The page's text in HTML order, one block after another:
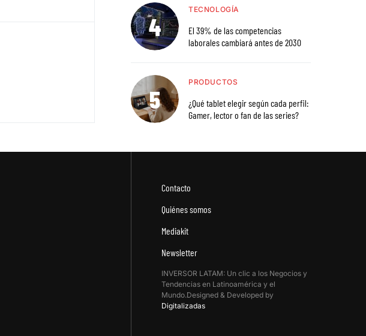
TECNOLOGÍA
El 39% de las competencias
laborales cambiará antes de 2030
PRODUCTOS
¿Qué tablet elegir según cada perfil:
Gamer, lector o fan de las series?
Contacto
Quiénes somos
Mediakit
Newsletter
INVERSOR LATAM: Un clic a los Negocios y
Tendencias en Latinoamérica y el
Mundo.Designed & Developed by
Digitalizadas